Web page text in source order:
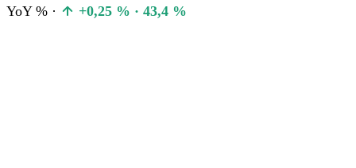
YoY % · +0,25 % · 43,4 %